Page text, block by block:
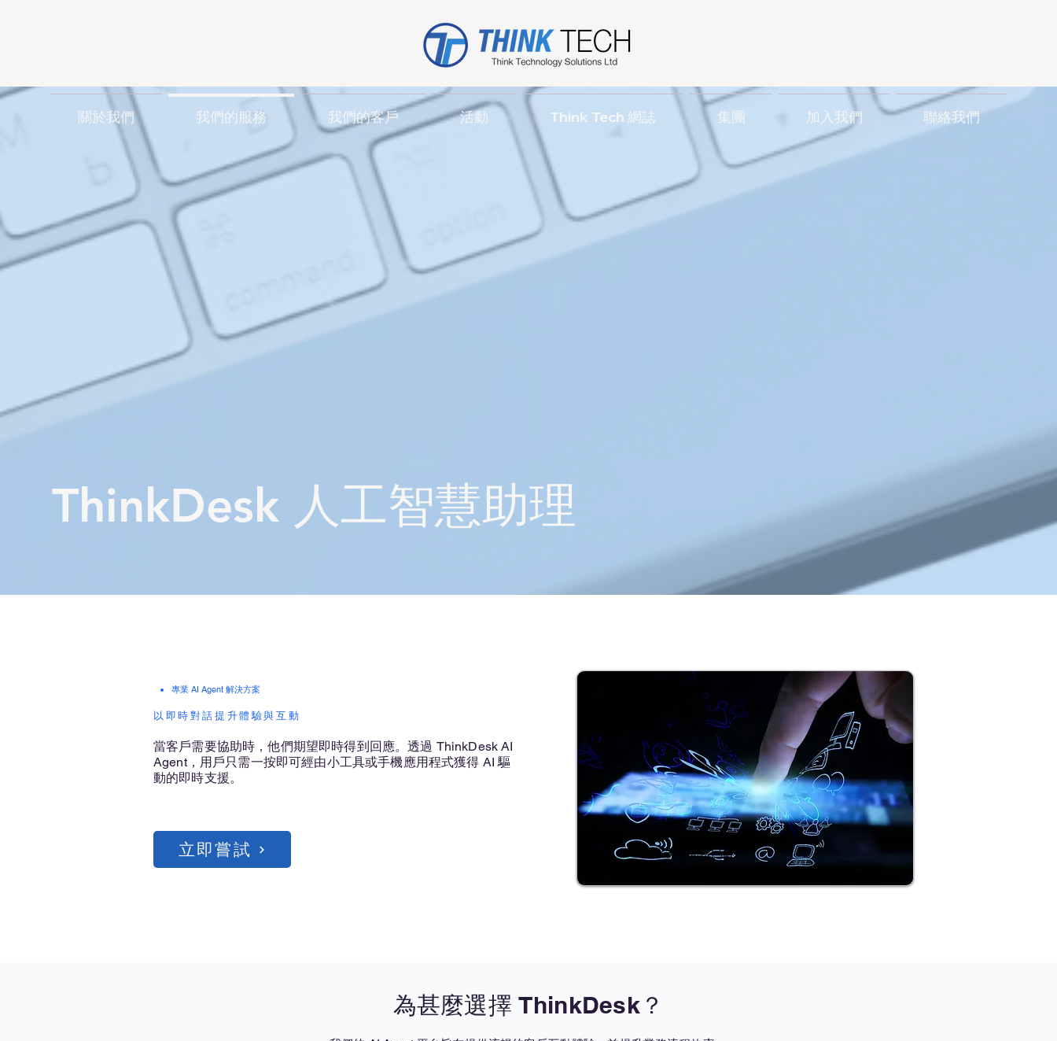
關於我們 我們的服務 我們的客戶 活動 Think Tech 網誌 集團 加入我們 聯絡我們
ThinkDesk 人工智慧助理
專業 AI Agent 解決方案
以即時對話提升體驗與互動
當客戶需要協助時，他們期望即時得到回應。透過 ThinkDesk AI
Agent，用戶只需一按即可經由小工具或手機應用程式獲得 AI 驅
動的即時支援。
立即嘗試 印表機問題已解決
HP LaserJet Pro 4001 • 2 分 14 秒內解決卡紙問題
為甚麼選擇 ThinkDesk？